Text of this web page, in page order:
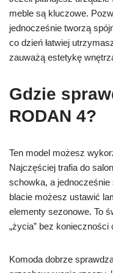
meble są kluczowe.
jednocześnie tworzą
co dzień łatwiej
zauważą estetykę
Gdzie
RODAN 4?
Ten model możesz
Najczęściej trafia do
schowka, a
blacie możesz ustawić
elementy sezonowe. To
„życia” bez
Komoda dobrze